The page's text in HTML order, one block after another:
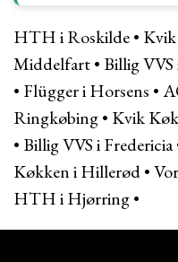
HTH i Roskilde•
Middelfart• Billig
• Flügger i Horsens •
Ringkøbing• Kvik
• Billig VVS i Fredericia
Køkken i Hillerød•
HTH i Hjørring•